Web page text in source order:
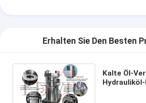
Erhalten Sie Den Besten
Kalte Öl-